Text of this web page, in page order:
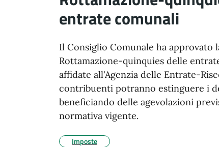
entrate comunali
Il Consiglio Comunale ha approvato
Rottamazione-quinquies delle
affidate all'Agenzia delle Entrate-
contribuenti potranno estinguere i
beneficiando delle agevolazioni
normativa vigente.
Imposte